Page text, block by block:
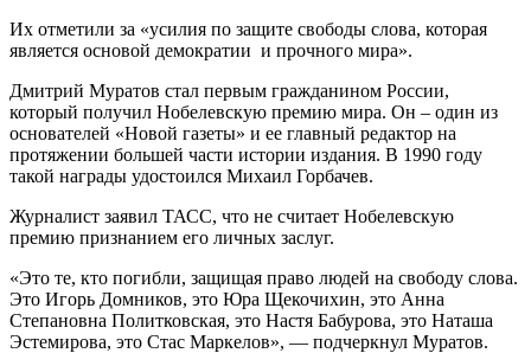
Их отметили за «усилия по защите свободы слова, которая
является основой демократии и прочного мира».
Дмитрий Муратов стал первым гражданином России,
который получил Нобелевскую премию мира. Он – один из
основателей «Новой газеты» и ее главный редактор на
протяжении большей части истории издания. В 1990 году
такой награды удостоился Михаил Горбачев.
Журналист заявил ТАСС, что не считает Нобелевскую
премию признанием его личных заслуг.
«Это те, кто погибли, защищая право людей на свободу слова.
Это Игорь Домников, это Юра Щекочихин, это Анна
Степановна Политковская, это Настя Бабурова, это Наташа
Эстемирова, это Стас Маркелов», — подчеркнул Муратов.